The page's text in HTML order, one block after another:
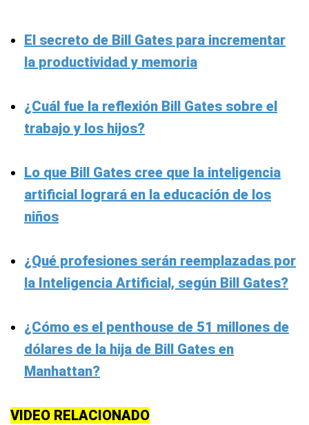
El secreto de Bill Gates para incrementar
la productividad y memoria
¿Cuál fue la reflexión Bill Gates sobre el
trabajo y los hijos?
Lo que Bill Gates cree que la inteligencia
artificial logrará en la educación de los
niños
¿Qué profesiones serán reemplazadas por
la Inteligencia Artificial, según Bill Gates?
¿Cómo es el penthouse de 51 millones de
dólares de la hija de Bill Gates en
Manhattan?
VIDEO RELACIONADO